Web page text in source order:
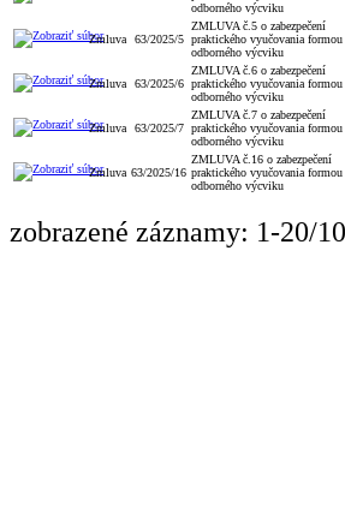
odborného výcviku
Zmluva 63/2025/5
ZMLUVA č.5 o zabezpečení
praktického vyučovania formou
odborného výcviku
Zmluva 63/2025/6
ZMLUVA č.6 o zabezpečení
praktického vyučovania formou
odborného výcviku
Zmluva 63/2025/7
ZMLUVA č.7 o zabezpečení
praktického vyučovania formou
odborného výcviku
Zmluva 63/2025/16
ZMLUVA č.16 o zabezpečení
praktického vyučovania formou
odborného výcviku
zobrazené záznamy: 1-20/